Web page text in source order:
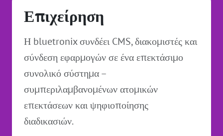
Επιχείρηση
Η bluetronix συνδέει CMS, διακομιστές και
σύνδεση εφαρμογών σε ένα επεκτάσιμο
συνολικό σύστημα –
συμπεριλαμβανομένων ατομικών
επεκτάσεων και ψηφιοποίησης
διαδικασιών.